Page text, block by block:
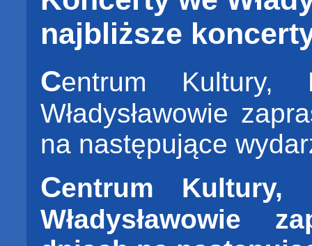
najbliższe
Centrum
Władysławowie
na następujące
Centrum
Władysławowie